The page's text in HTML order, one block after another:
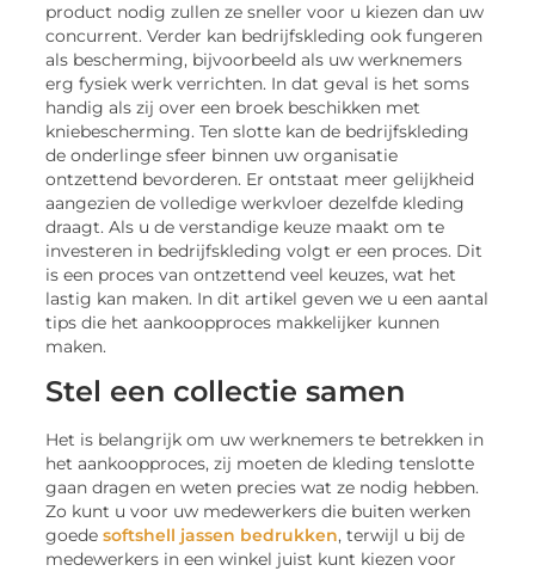
product nodig zullen ze sneller voor u kiezen dan uw
concurrent. Verder kan bedrijfskleding ook fungeren
als bescherming, bijvoorbeeld als uw werknemers
erg fysiek werk verrichten. In dat geval is het soms
handig als zij over een broek beschikken met
kniebescherming. Ten slotte kan de bedrijfskleding
de onderlinge sfeer binnen uw organisatie
ontzettend bevorderen. Er ontstaat meer gelijkheid
aangezien de volledige werkvloer dezelfde kleding
draagt. Als u de verstandige keuze maakt om te
investeren in bedrijfskleding volgt er een proces. Dit
is een proces van ontzettend veel keuzes, wat het
lastig kan maken. In dit artikel geven we u een aantal
tips die het aankoopproces makkelijker kunnen
maken.
Stel een collectie samen
Het is belangrijk om uw werknemers te betrekken in
het aankoopproces, zij moeten de kleding tenslotte
gaan dragen en weten precies wat ze nodig hebben.
Zo kunt u voor uw medewerkers die buiten werken
goedesoftshell jassen bedrukken, terwijl u bij de
medewerkers in een winkel juist kunt kiezen voor